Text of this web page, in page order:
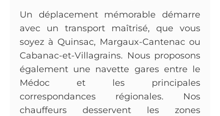
Un déplacement mémorable démarre
avec un transport maîtrisé, que vous
soyez à Quinsac, Margaux-Cantenac ou
Cabanac-et-Villagrains. Nous proposons
également une navette gares entre le
Médoc et les principales
correspondances régionales. Nos
chauffeurs desservent les zones